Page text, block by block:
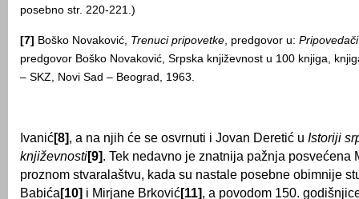
posebno str. 220-221.)
[7] Boško Novaković, Trenuci pripovetke, predgovor u: Pripovedači
predgovor Boško Novaković, Srpska književnost u 100 knjiga,
– SKZ, Novi Sad – Beograd, 1963.
Ivanić[8], a na njih će se osvrnuti i Jovan Deretić u Istoriji
književnosti[9]. Tek nedavno je znatnija pažnja posvećena
proznom stvaralaštvu, kada su nastale posebne obimnije
Babića[10] i Mirjane Brković[11], a povodom 150.